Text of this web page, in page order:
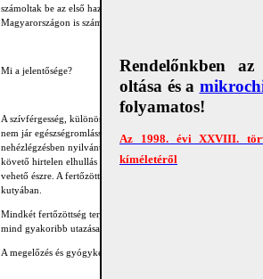
Rendelőnkben az
oltása és a
folyamatos!
Az 1998. évi XXVIII.
kíméletéről
számoltak be az első hazai, itthon fertőződött kutyáról és
Magyarországon is számolni kell a féreg jelenlétével.
Mi a jelentősége?
A szívférgesség, különösen a féreg kifejletté válása előtti
nem jár egészségromlással, vagy csak mérsékelt
nehézlégzésben nyilvánul meg. A tünetek később
követő hirtelen elhullás is előfordulhat. Nagyobb
vehető észre. A fertőzött szúnyog „csípésétől", azaz a
kutyában.
Mindkét fertőzöttség terjedését a fertőzött köztigazda
mind gyakoribb utazása, a turizmus növekedése és a
A megelőzés és gyógykezelés lehetőségeiről kérje állatorvosa